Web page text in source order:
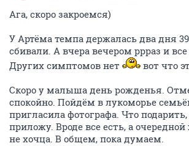
Ага, скоро закроемся)
У Артёма темпа держалась два дня
сбивали. А вчера вечером ррраз и
Других симптомов нет
вот что
Скоро у малыша день рожденья.
спокойно. Пойдём в лукоморье
пригласила фотографа. Что
приложу. Вроде все есть, а
не хочца. В общем, пока думаем.